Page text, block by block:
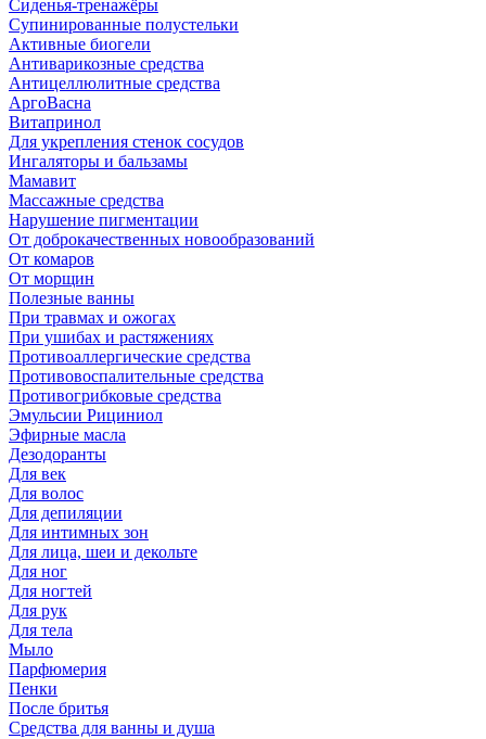
Сиденья-тренажёры
Супинированные полустельки
Активные биогели
Антиварикозные средства
Антицеллюлитные средства
АргоВасна
Витапринол
Для укрепления стенок сосудов
Ингаляторы и бальзамы
Мамавит
Массажные средства
Нарушение пигментации
От доброкачественных новообразований
От комаров
От морщин
Полезные ванны
При травмах и ожогах
При ушибах и растяжениях
Противоаллергические средства
Противовоспалительные средства
Противогрибковые средства
Эмульсии Рициниол
Эфирные масла
Дезодоранты
Для век
Для волос
Для депиляции
Для интимных зон
Для лица, шеи и декольте
Для ног
Для ногтей
Для рук
Для тела
Мыло
Парфюмерия
Пенки
После бритья
Средства для ванны и душа